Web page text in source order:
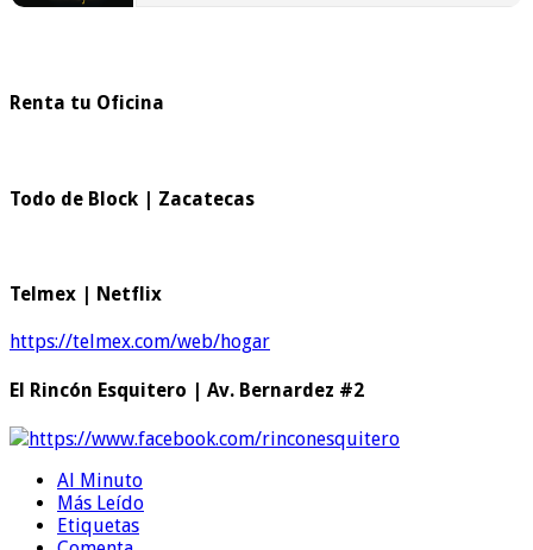
Renta tu Oficina
Todo de Block | Zacatecas
Telmex | Netflix
https://telmex.com/web/hogar
El Rincón Esquitero | Av. Bernardez #2
https://www.facebook.com/rinconesquitero
Al Minuto
Más Leído
Etiquetas